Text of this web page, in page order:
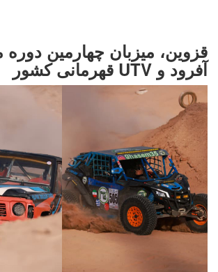
قزوین، میزبان چهارمین
آفرود و UTV قهرمانی کشور